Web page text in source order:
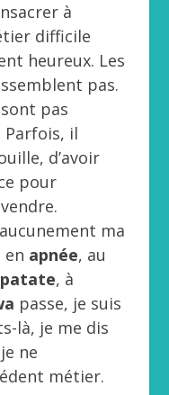
à
difficile
heureux. Les
pas.
pas
Parfois, il
d’avoir
pour
ma
en apnée, au
patate, à
passe, je suis
là, je me dis
ne
métier.